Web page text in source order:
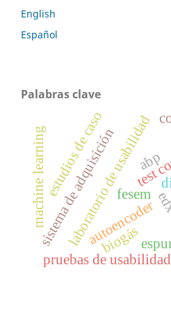
English
Español
Palabras clave
laboratorio de usabilidad
pruebas de usabilidad
test
sistema de adquisiciónbiogás
autoencoder
machine learning abp
estudios de caso fesem